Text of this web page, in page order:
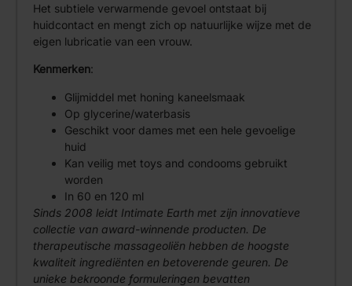
Het subtiele verwarmende gevoel ontstaat bij
huidcontact en mengt zich op natuurlijke wijze met de
eigen lubricatie van een vrouw.
Kenmerken:
Glijmiddel met honing kaneelsmaak
Op glycerine/waterbasis
Geschikt voor dames met een hele gevoelige
huid
Kan veilig met toys and condooms gebruikt
worden
In 60 en 120 ml
Sinds 2008 leidt Intimate Earth met zijn innovatieve
collectie van award-winnende producten. De
therapeutische massageoliën hebben de hoogste
kwaliteit ingrediënten en betoverende geuren. De
unieke bekroonde formuleringen bevatten